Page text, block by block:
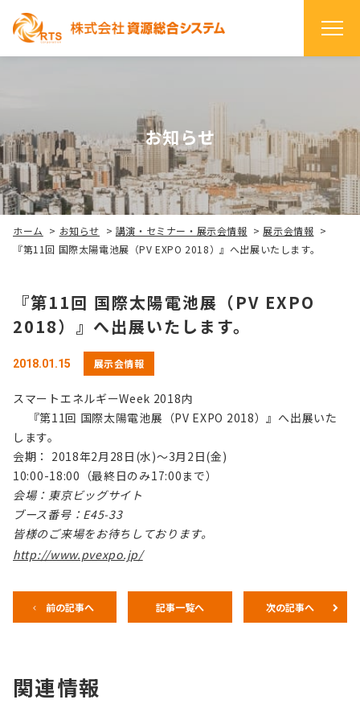
お知らせ
ホーム > お知らせ > 講演・セミナー・展示会情報 > 展示会情報 >
『第11回 国際太陽電池展（PV EXPO 2018）』へ出展いたします。
『第11回 国際太陽電池展（PV EXPO
2018）』へ出展いたします。
2018.01.15 展示会情報
スマートエネルギーWeek 2018内
『第11回 国際太陽電池展（PV EXPO 2018）』へ出展いた
します。
会期： 2018年2月28日(水)～3月2日(金)
10:00-18:00（最終日のみ17:00まで）
会場：東京ビッグサイト
ブース番号：E45-33
皆様のご来場をお待ちしております。
http://www.pvexpo.jp/
前の記事へ 記事一覧へ 次の記事へ
関連情報